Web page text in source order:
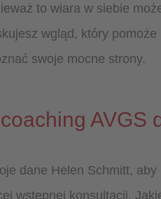
to wiara w siebie
wgląd, który
swoje mocne strony.
AVGS
dane Helen Schmitt,
wstępnej konsultacji.